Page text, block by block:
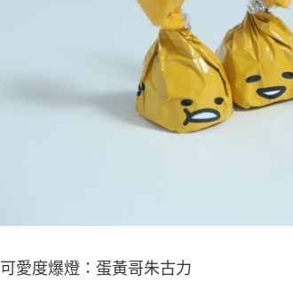
可愛度爆燈：蛋黃哥朱古力